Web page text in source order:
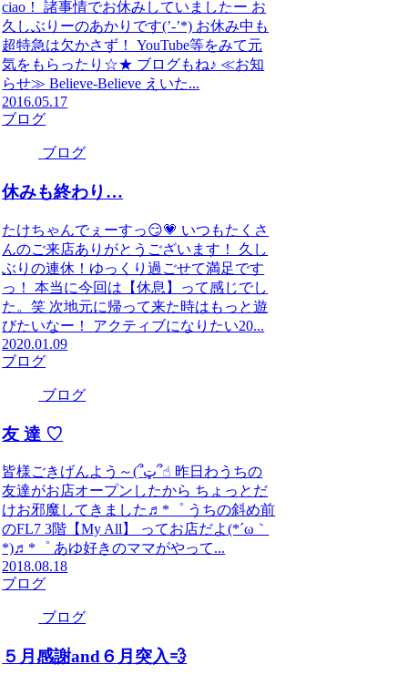
ciao！ 諸事情でお休みしていましたー お
久しぶりーのあかりです(’-’*) お休み中も
超特急は欠かさず！ YouTube等をみて元
気をもらったり☆★ ブログもね♪ ≪お知
らせ≫ Believe-Believe えいた...
2016.05.17
ブログ
ブログ
休みも終わり…
たけちゃんでぇーすっ😏💗 いつもたくさ
んのご来店ありがとうございます！ 久し
ぶりの連休！ゆっくり過ごせて満足です
っ！ 本当に今回は【休息】って感じでし
た。笑 次地元に帰って来た時はもっと遊
びたいなー！ アクティブになりたい20...
2020.01.09
ブログ
ブログ
友 達 ♡
皆様ごきげんよう～(՞ټ՞☝︎ 昨日わうちの
友達がお店オープンしたから ちょっとだ
けお邪魔してきました♬*゜ うちの斜め前
のFL7 3階【My All】 ってお店だよ(*´ω｀
*)♬*゜ あゆ好きのママがやって...
2018.08.18
ブログ
ブログ
５月感謝and６月突入💨